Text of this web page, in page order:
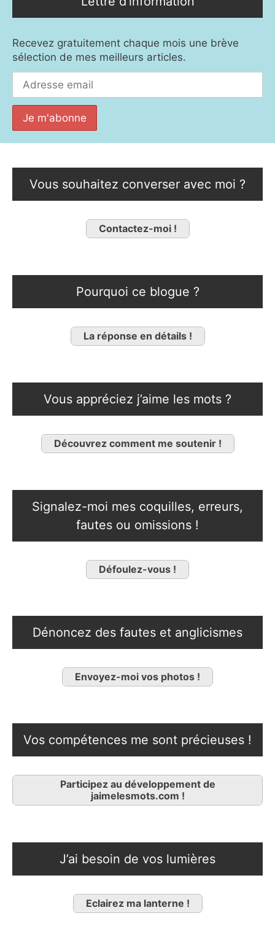
Recevez gratuitement chaque mois une brève
sélection de mes meilleurs articles.
Vous souhaitez converser avec moi ?
Contactez-moi !
Pourquoi ce blogue ?
La réponse en détails !
Vous appréciez j’aime les mots ?
Découvrez comment me soutenir !
Signalez-moi mes coquilles, erreurs,
fautes ou omissions !
Défoulez-vous !
Dénoncez des fautes et anglicismes
Envoyez-moi vos photos !
Vos compétences me sont précieuses !
Participez au développement de
jaimelesmots.com !
J’ai besoin de vos lumières
Eclairez ma lanterne !